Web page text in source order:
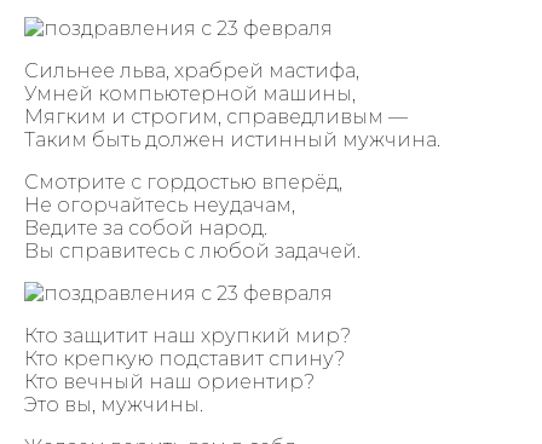
Сильнее льва, храбрей мастифа,
Умней компьютерной машины,
Мягким и строгим, справедливым —
Таким быть должен истинный мужчина.
Смотрите с гордостью вперёд,
Не огорчайтесь неудачам,
Ведите за собой народ.
Вы справитесь с любой задачей.
Кто защитит наш хрупкий мир?
Кто крепкую подставит спину?
Кто вечный наш ориентир?
Это вы, мужчины.